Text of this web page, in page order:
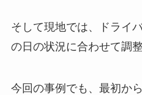
そして現地では、ドライ
の日の状況に合わせて調整
今回の事例でも、最初か